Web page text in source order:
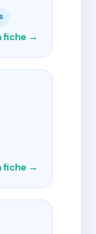
fiche →
fiche →